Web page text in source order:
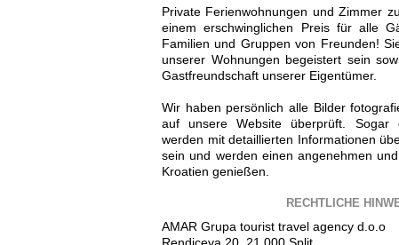
Private Ferienwohnungen und Zimmer
einem erschwinglichen Preis für alle
Familien und Gruppen von Freunden!
unserer Wohnungen begeistert sein
Gastfreundschaft unserer Eigentümer.
Wir haben persönlich alle Bilder
auf unsere Website überprüft. Sogar
werden mit detaillierten Informationen
sein und werden einen angenehmen
Kroatien genießen.
RECHTLICHE
AMAR Grupa tourist travel agency d.o.o